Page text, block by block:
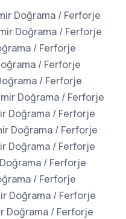
Doğrama / Ferforje
Doğrama / Ferforje
/ Ferforje
/ Ferforje
/ Ferforje
Doğrama / Ferforje
Doğrama / Ferforje
Doğrama / Ferforje
Doğrama / Ferforje
/ Ferforje
/ Ferforje
Doğrama / Ferforje
Doğrama / Ferforje